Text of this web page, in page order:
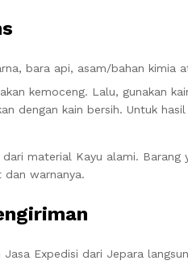
bara api, asam/bahan kimia
kemoceng. Lalu, gunakan
dengan kain bersih. Untuk
material Kayu alami. Barang
dan warnanya.
Jasa Expedisi dari Jepara